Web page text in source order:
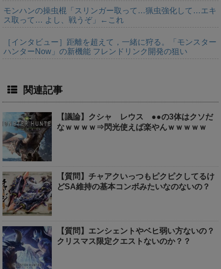
モンハンの操虫棍「スリンガー取って…猟虫強化して…エキ
ス取って… よし、戦うぞ」←これ
［インタビュー］距離を超えて，一緒に狩る。「モンスター
ハンターNow」の新機能 フレンドリンク開発の狙い
関連記事
【議論】クシャ レウス ●●の3体はクソだ
なｗｗｗｗ⇒閃光使えば楽やんｗｗｗｗｗ
【質問】チャアクいっつもピクピクしてるけ
どSA維持の基本コンボみたいなのないの？
【質問】エンシェントやベヒ弱い方ないの？
クリスマス限定クエストないのか？？